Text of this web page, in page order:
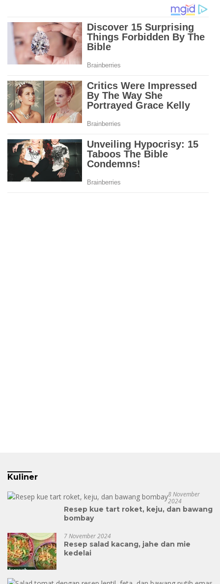
Kuliner
8 November
2024
Resep kue tart roket, keju, dan bawang
bombay
7 November 2024
Resep salad kacang, jahe dan mie
kedelai